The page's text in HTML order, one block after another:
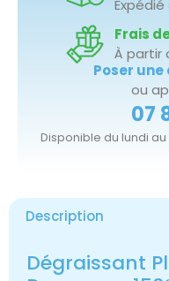
Expédié
Frais
À partir
Poser
ou
07
Disponible du lundi au
Description
Dégraissant